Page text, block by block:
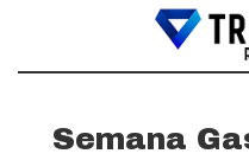
Semana